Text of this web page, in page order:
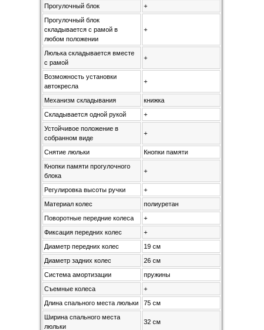
Прогулочный блок
+
Прогулочный блок
складывается с рамой в
любом положении
+
Люлька складывается вместе
с рамой
+
Возможность установки
автокресла
+
Механизм складывания
книжка
Складывается одной рукой
+
Устойчивое положение в
собранном виде
+
Снятие люльки
Кнопки памяти
Кнопки памяти прогулочного
блока
+
Регулировка высоты ручки
+
Материал колес
полиуретан
Поворотные передние колеса
+
Фиксация передних колес
+
Диаметр передних колес
19 см
Диаметр задних колес
26 см
Система амортизации
пружины
Съемные колеса
+
Длина спального места люльки
75 см
Ширина спального места
люльки
32 см